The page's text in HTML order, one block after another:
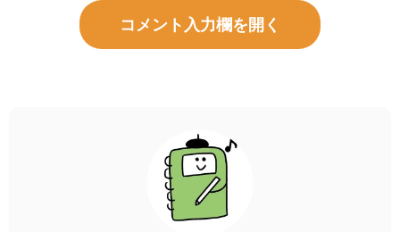
コメント入力欄を開く